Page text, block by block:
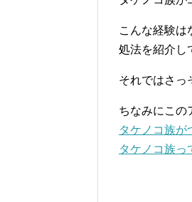
こんな経験は
処法を紹介し
それではさっ
ちなみにこの
タケノコ族が
タケノコ族っ